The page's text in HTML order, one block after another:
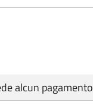
alcun pagamento